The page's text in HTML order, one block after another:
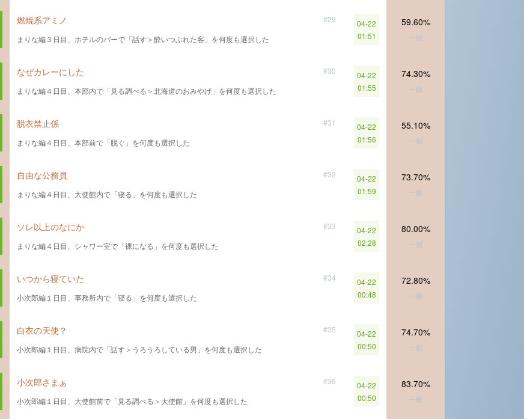
#29
燃焼系アミノ
まりな編３日目、ホテルのバーで「話す＞酔いつぶれた客」を何度も選択した
04-22
01:51
59.60%
一般
#30
なぜカレーにした
まりな編４日目、本部内で「見る調べる＞北海道のおみやげ」を何度も選択した
04-22
01:55
74.30%
一般
#31
脱衣禁止係
まりな編４日目、本部前で「脱ぐ」を何度も選択した
04-22
01:56
55.10%
一般
#32
自由な公務員
まりな編４日目、大使館内で「寝る」を何度も選択した
04-22
01:59
73.70%
一般
#33
ソレ以上のなにか
まりな編４日目、シャワー室で「裸になる」を何度も選択した
04-22
02:28
80.00%
一般
#34
いつから寝ていた
小次郎編１日目、事務所内で「寝る」を何度も選択した
04-22
00:48
72.80%
一般
#35
白衣の天使？
小次郎編１日目、病院内で「話す＞うろうろしている男」を何度も選択した
04-22
00:50
74.70%
一般
#36
小次郎さまぁ
小次郎編１日目、大使館前で「見る調べる＞大使館」を何度も選択した
04-22
00:50
83.70%
一般